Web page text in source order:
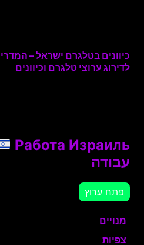
כיוונים בטלגרם ישראל –
לדירוג ערוצי טלגרם וכיוונים
עבודה
פתח ערוץ
מנויים
צפיות